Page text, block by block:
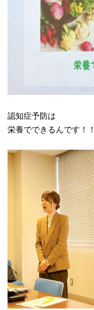
認知症予防は
栄養でできるんです！！